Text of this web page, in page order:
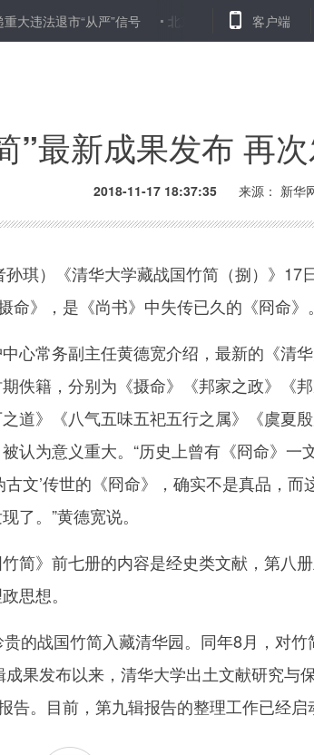
市“从严”信号 北京公交集团：智能辅助驾驶系统
客户端
”最新成果发布 再
2018-11-17 18:37:35 来源： 新华
琪）《清华大学藏战国竹简（捌）》17
命》，是《尚书》中失传已久的《冏命》。
常务副主任黄德宽介绍，最新的《清
佚籍，分别为《摄命》《邦家之政》《邦
道》《八气五味五祀五行之属》《虞夏
认为意义重大。“历史上曾有《冏命》一
文’传世的《冏命》，确实不是真品，而
了。”黄德宽说。
》前七册的内容是经史类文献，第八
思想。
战国竹简入藏清华园。同年8月，对竹
果发布以来，清华大学出土文献研究与
告。目前，第九辑报告的整理工作已经启